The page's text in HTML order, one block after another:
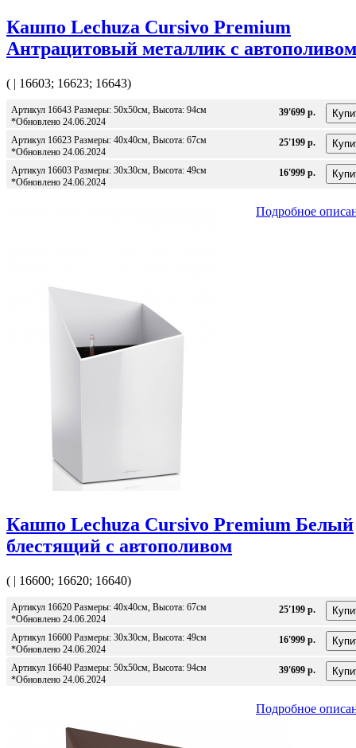
Кашпо Lechuza Cursivo Premium
Антрацитовый металлик с автополивом
( | 16603; 16623; 16643)
Артикул 16643 Размеры: 50x50см, Высота: 94см
*Обновлено 24.06.2024
39'699 р.
Артикул 16623 Размеры: 40x40см, Высота: 67см
*Обновлено 24.06.2024
25'199 р.
Артикул 16603 Размеры: 30x30см, Высота: 49см
*Обновлено 24.06.2024
16'999 р.
Подробное
Кашпо Lechuza Cursivo Premium Белый
блестящий с автополивом
( | 16600; 16620; 16640)
Артикул 16620 Размеры: 40x40см, Высота: 67см
*Обновлено 24.06.2024
25'199 р.
Артикул 16600 Размеры: 30х30см, Высота: 49см
*Обновлено 24.06.2024
16'999 р.
Артикул 16640 Размеры: 50x50см, Высота: 94см
*Обновлено 24.06.2024
39'699 р.
Подробное